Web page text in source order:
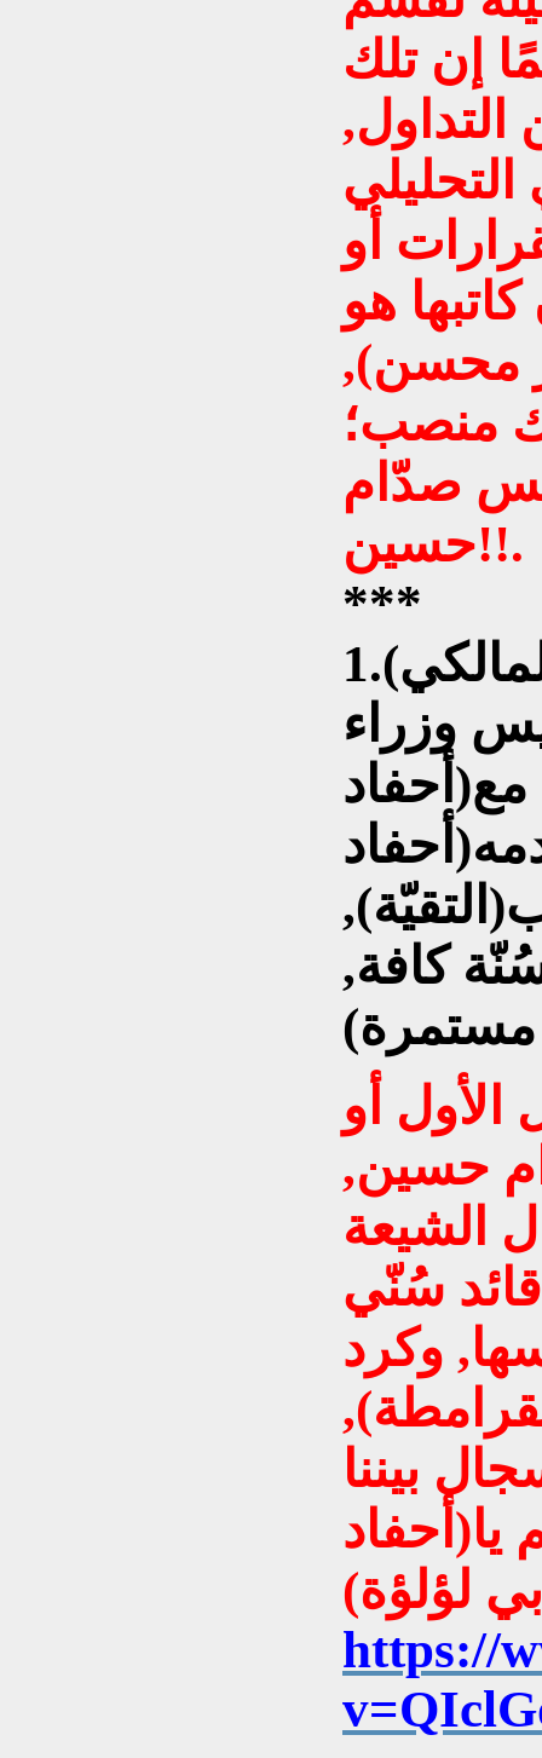
إن تلك
أو
هو
محسن),
منصب؛
صدّام
حسين!!.
***
1.(نوري المالكي)؛وهو بموقعه
وزراء
كافة,
الأول أو
حسين,
الشيعة
سُنّي
وكرد
بيننا
https://